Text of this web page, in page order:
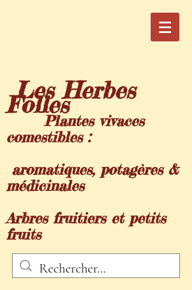
Les Herbes
Folles
Plantes vivaces
comestibles :
aromatiques, potagères &
médicinales
Arbres fruitiers et petits
fruits